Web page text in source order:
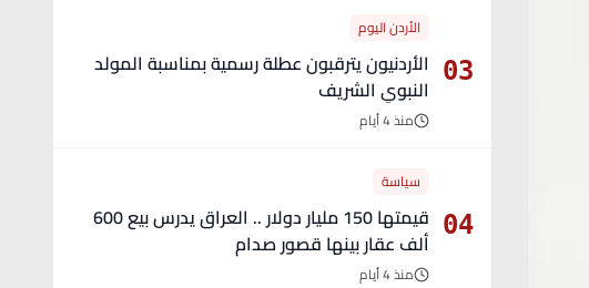
03
الأردن اليوم
الأردنيون يترقبون عطلة رسمية بمناسبة المولد
النبوي الشريف
منذ 4 أيام
04
سياسة
قيمتها 150 مليار دولار .. العراق يدرس بيع 600
ألف عقار بينها قصور صدام
منذ 4 أيام